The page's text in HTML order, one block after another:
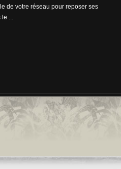
de votre réseau pour reposer ses
le ...